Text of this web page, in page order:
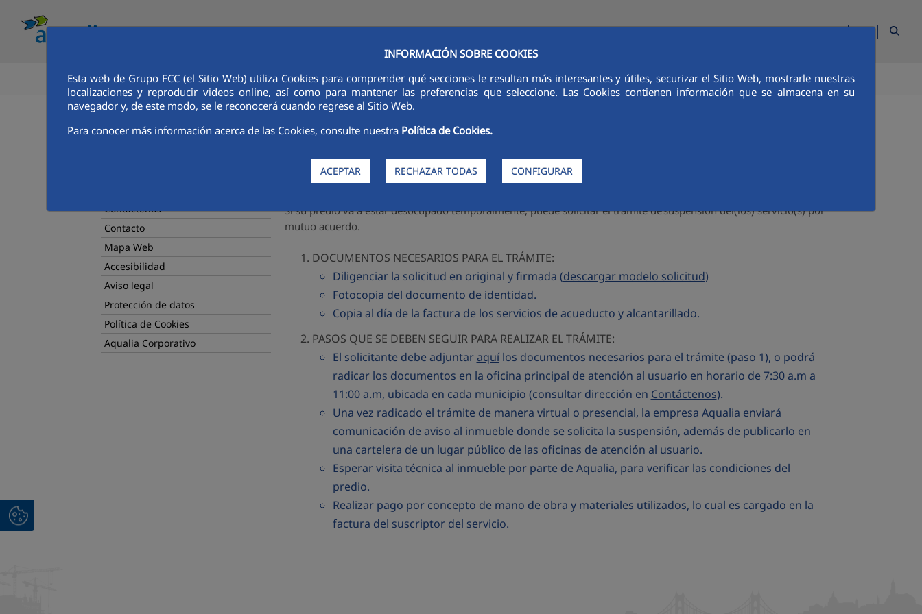
INFORMACIÓN SOBRE COOKIES
Esta web de Grupo FCC (el Sitio Web) utiliza Cookies para comprender qué secciones le resultan más interesantes y útiles, securizar el Sitio Web, mostrarle nuestras
localizaciones y reproducir videos online, así como para mantener las preferencias que seleccione. Las Cookies contienen información que se almacena en su
navegador y, de este modo, se le reconocerá cuando regrese al Sitio Web.
Para conocer más información acerca de las Cookies, consulte nuestra Política de Cookies.
ACEPTAR RECHAZAR TODAS CONFIGURAR
INICIO CONOCE AQUALIA ACTUALIDAD AQUALIA EDUCA CONTÁCTENOS
Inicio
Contáctenos
Contacto
Mapa Web
Accesibilidad
Aviso legal
Protección de datos
Política de Cookies
Aqualia Corporativo
Suspensión del servicio público por mutuo acuerdo
Si su predio va a estar desocupado temporalmente, puede solicitar el trámite de suspensión del(los) servicio(s) por
mutuo acuerdo.
DOCUMENTOS NECESARIOS PARA EL TRÁMITE:
Diligenciar la solicitud en original y firmada (descargar modelo solicitud)
Fotocopia del documento de identidad.
Copia al día de la factura de los servicios de acueducto y alcantarillado.
PASOS QUE SE DEBEN SEGUIR PARA REALIZAR EL TRÁMITE:
El solicitante debe adjuntaraquílos documentos necesarios para el trámite (paso 1), o podrá
radicar los documentos en la oficina principal de atención al usuario en horario de 7:30 a.m a
11:00 a.m, ubicada en cada municipio (consultar dirección en Contáctenos).
Una vez radicado el trámite de manera virtual o presencial, la empresa Aqualia enviará
comunicación de aviso al inmueble donde se solicita la suspensión, además de publicarlo en
una cartelera de un lugar público de las oficinas de atención al usuario.
Esperar visita técnica al inmueble por parte de Aqualia, para verificar las condiciones del
predio.
Realizar pago por concepto de mano de obra y materiales utilizados, lo cual es cargado en la
factura del suscriptor del servicio.